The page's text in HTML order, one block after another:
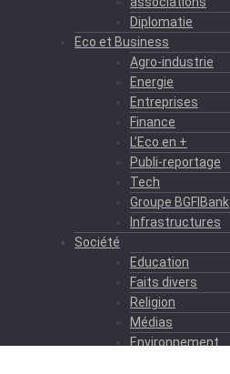
Diplomatie
Eco et Business
Agro-industrie
Energie
Entreprises
Finance
L’Eco en +
Publi-reportage
Tech
Groupe BGFIBank
Infrastructures
Société
Education
Faits divers
Religion
Médias
Environnement